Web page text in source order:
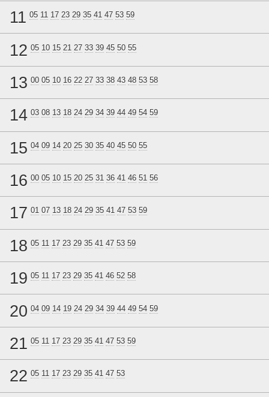
11 05 11 17 23 29 35 41 47 53 59
12 05 10 15 21 27 33 39 45 50 55
13 00 05 10 16 22 27 33 38 43 48 53 58
14 03 08 13 18 24 29 34 39 44 49 54 59
15 04 09 14 20 25 30 35 40 45 50 55
16 00 05 10 15 20 25 31 36 41 46 51 56
17 01 07 13 18 24 29 35 41 47 53 59
18 05 11 17 23 29 35 41 47 53 59
19 05 11 17 23 29 35 41 46 52 58
20 04 09 14 19 24 29 34 39 44 49 54 59
21 05 11 17 23 29 35 41 47 53 59
22 05 11 17 23 29 35 41 47 53